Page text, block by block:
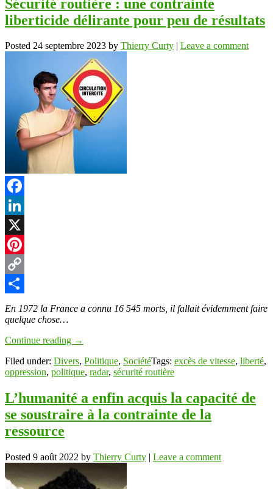
Sécurité routière : une contrainte
liberticide délirante pour peu de résultats
Posted 24 septembre 2023 by Thierry Curty | Leave a comment
Facebook
LinkedIn
X
Pinterest
Copy
Link
Partager
En 1972 la France a connu 16 545 morts, il fallait évidemment faire
quelque chose…
Continue reading →
Filed under: Divers, Politique, SociétéTags: excès de vitesse, liberté,
oppression, politique, radar, sécurité routière
L’humanité a enfin acquis la capacité de
se soustraire à la contrainte de la
ressource
Posted 9 août 2022 by Thierry Curty | Leave a comment